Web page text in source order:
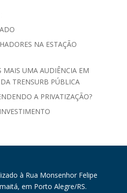
NA ESTAÇÃO
MAIS UMA AUDIÊNCIA EM
TRENSURB PÚBLICA
A PRIVATIZAÇÃO?
à Rua Monsenhor Felipe
em Porto Alegre/RS.